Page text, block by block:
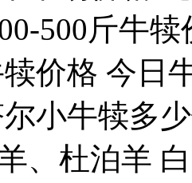
500斤牛
价格 今日
小牛犊多
、杜泊羊